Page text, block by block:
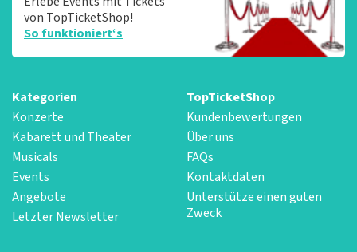
von TopTicketShop!
So funktioniert‘s
Kategorien
Konzerte
Kabarett und Theater
Musicals
Events
Angebote
Letzter Newsletter
TopTicketShop
Kundenbewertungen
Über uns
FAQs
Kontaktdaten
Unterstütze einen guten
Zweck